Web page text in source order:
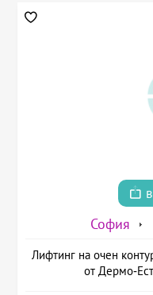
София
Лифтинг на очен
от Дермо-